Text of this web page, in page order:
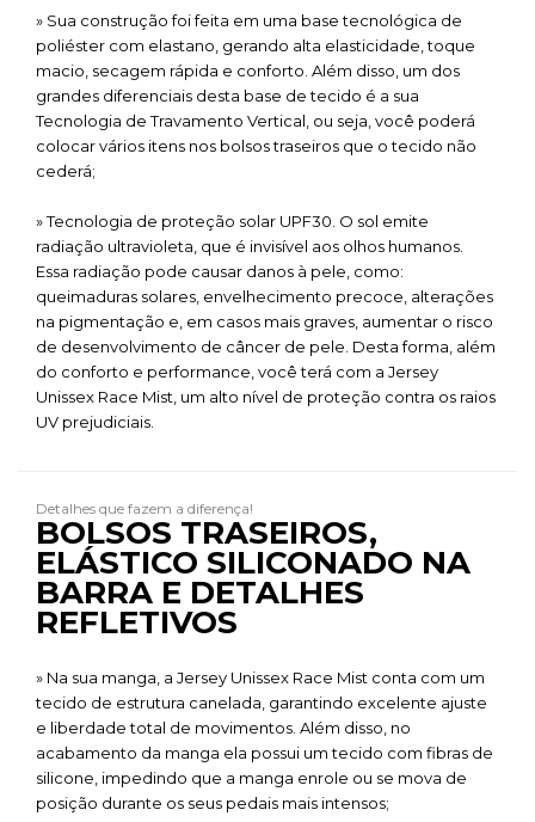
» Sua construção foi feita em uma base tecnológica de
poliéster com elastano, gerando alta elasticidade, toque
macio, secagem rápida e conforto. Além disso, um dos
grandes diferenciais desta base de tecido é a sua
Tecnologia de Travamento Vertical, ou seja, você poderá
colocar vários itens nos bolsos traseiros que o tecido não
cederá;
» Tecnologia de proteção solar UPF30. O sol emite
radiação ultravioleta, que é invisível aos olhos humanos.
Essa radiação pode causar danos à pele, como:
queimaduras solares, envelhecimento precoce, alterações
na pigmentação e, em casos mais graves, aumentar o risco
de desenvolvimento de câncer de pele. Desta forma, além
do conforto e performance, você terá com a Jersey
Unissex Race Mist, um alto nível de proteção contra os raios
UV prejudiciais.
Detalhes que fazem a diferença!
BOLSOS TRASEIROS,
ELÁSTICO SILICONADO NA
BARRA E DETALHES
REFLETIVOS
» Na sua manga, a Jersey Unissex Race Mist conta com um
tecido de estrutura canelada, garantindo excelente ajuste
e liberdade total de movimentos. Além disso, no
acabamento da manga ela possui um tecido com fibras de
silicone, impedindo que a manga enrole ou se mova de
posição durante os seus pedais mais intensos;